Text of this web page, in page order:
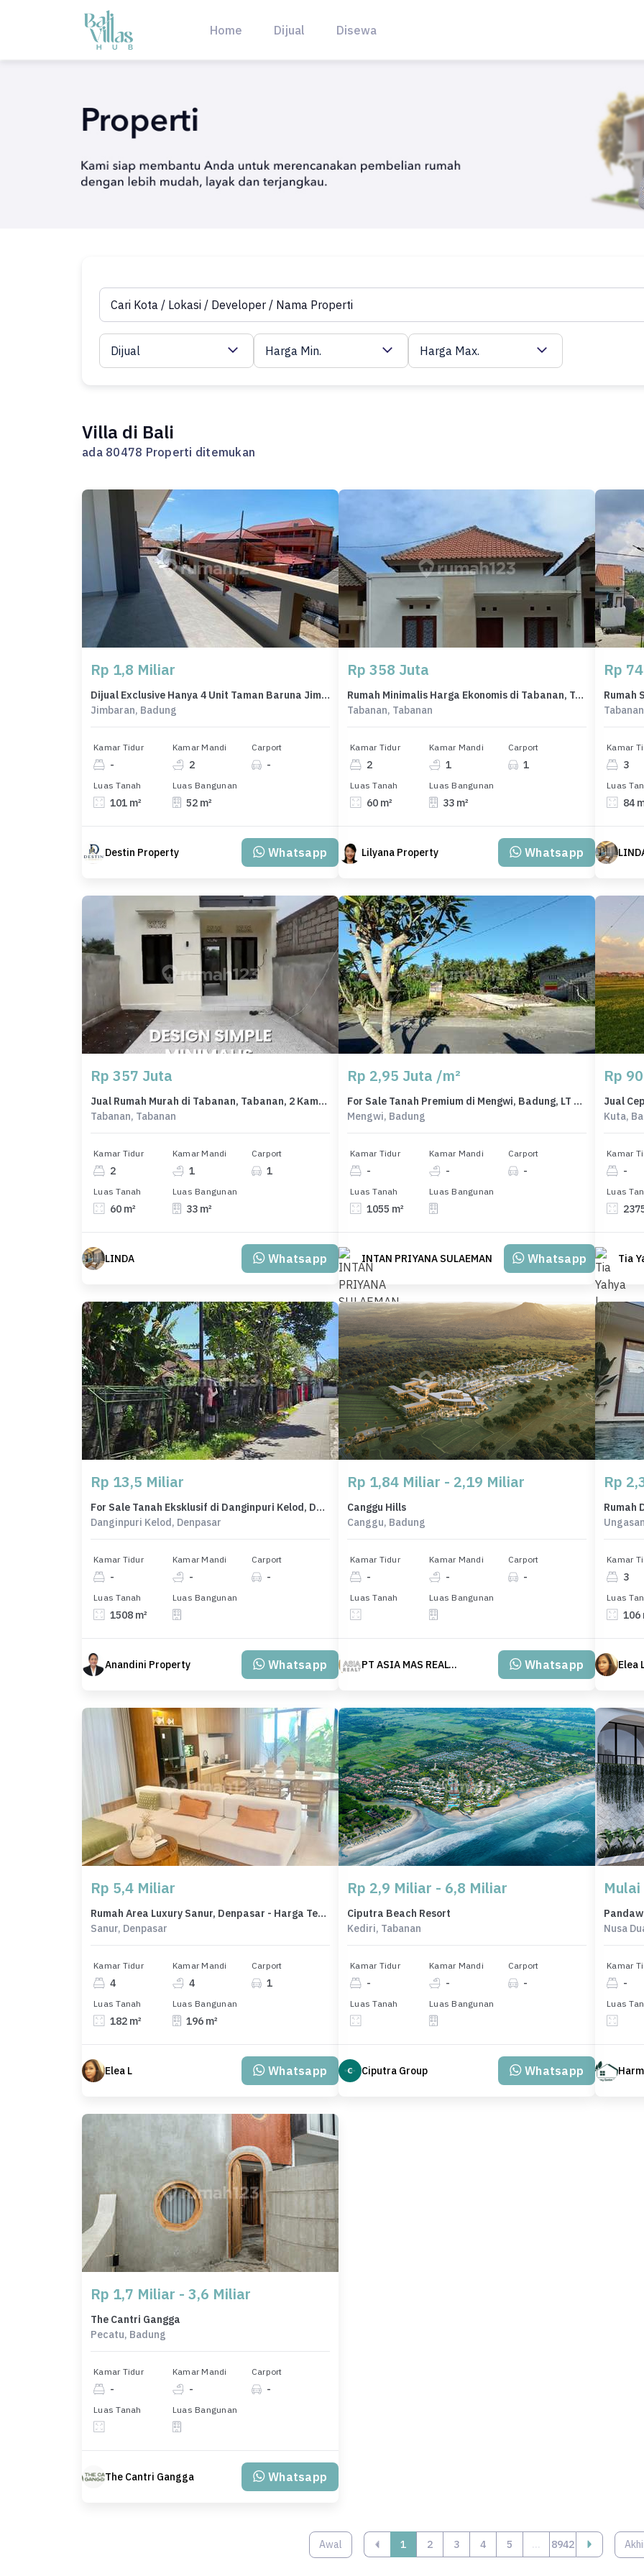
Home Dijual Disewa
Dijual Harga Min. Harga Max.
Villa di Bali
ada 80478 Properti ditemukan
Rp 1,8 Miliar
Dijual Exclusive Hanya 4 Unit Taman Baruna Jimbaran
Jimbaran, Badung
Kamar Tidur
-
Kamar Mandi
2
Carport
-
Luas Tanah
101 m²
Luas Bangunan
52 m²
Destin Property Whatsapp
Rp 358 Juta
Rumah Minimalis Harga Ekonomis di Tabanan, Tabanan, LB 33m²
Tabanan, Tabanan
Kamar Tidur
2
Kamar Mandi
1
Carport
1
Luas Tanah
60 m²
Luas Bangunan
33 m²
Lilyana Property Whatsapp
Rp
Kamar
3
Luas
84
Rp 357 Juta
Jual Rumah Murah di Tabanan, Tabanan, 2 Kamar Tidur, Harga Terbaik
Tabanan, Tabanan
Kamar Tidur
2
Kamar Mandi
1
Carport
1
Luas Tanah
60 m²
Luas Bangunan
33 m²
LINDA Whatsapp
Rp 2,95 Juta /m²
For Sale Tanah Premium di Mengwi, Badung, LT 1055m²
Mengwi, Badung
Kamar Tidur
-
Kamar Mandi
-
Carport
-
Luas Tanah
1055 m²
Luas Bangunan
INTAN PRIYANA SULAEMAN Whatsapp
Rp
Kuta,
Kamar
-
Luas
Tia
Rp 13,5 Miliar
For Sale Tanah Eksklusif di Danginpuri Kelod, Denpasar, LT 1508m²
Danginpuri Kelod, Denpasar
Kamar Tidur
-
Kamar Mandi
-
Carport
-
Luas Tanah
1508 m²
Luas Bangunan
Anandini Property Whatsapp
Rp 1,84 Miliar - 2,19 Miliar
Canggu Hills
Canggu, Badung
Kamar Tidur
-
Kamar Mandi
-
Carport
-
Luas Tanah Luas Bangunan
PT ASIA MAS REALTY Whatsapp
Rp
Kamar
3
Luas
106
Elea
Rp 5,4 Miliar
Rumah Area Luxury Sanur, Denpasar - Harga Terbaik 5,4 Miliar
Sanur, Denpasar
Kamar Tidur
4
Kamar Mandi
4
Carport
1
Luas Tanah
182 m²
Luas Bangunan
196 m²
Elea L Whatsapp
Rp 2,9 Miliar - 6,8 Miliar
Ciputra Beach Resort
Kediri, Tabanan
Kamar Tidur
-
Kamar Mandi
-
Carport
-
Luas Tanah Luas Bangunan
Ciputra Group Whatsapp
Nusa
Kamar
-
Luas
Rp 1,7 Miliar - 3,6 Miliar
The Cantri Gangga
Pecatu, Badung
Kamar Tidur
-
Kamar Mandi
-
Carport
-
Luas Tanah Luas Bangunan
The Cantri Gangga Whatsapp
Awal ‹ 1 2 3 4 5 ... 8942